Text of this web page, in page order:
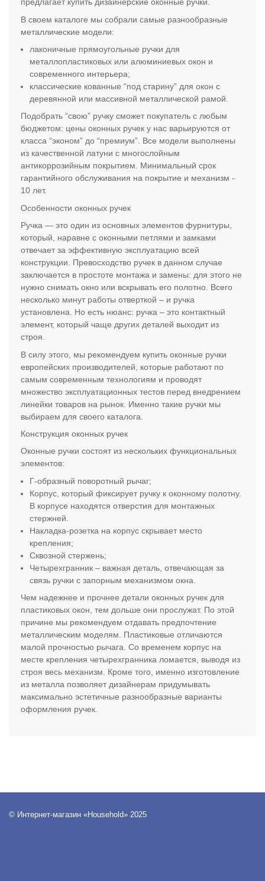
предлагает купить дизайнерские оконные ручки.
В своем каталоге мы собрали самые разнообразные
металлические модели:
лаконичные прямоугольные ручки для
металлопластиковых или алюминиевых окон и
современного интерьера;
классические кованные “под старину” для окон с
деревянной или массивной металлической рамой.
Подобрать “свою” ручку сможет покупатель с любым
бюджетом: цены оконных ручек у нас варьируются от
класса “эконом” до “премиум”. Все модели выполнены
из качественной латуни с многослойным
антикоррозийным покрытием. Минимальный срок
гарантийного обслуживания на покрытие и механизм -
10 лет.
Особенности оконных ручек
Ручка — это один из основных элементов фурнитуры,
который, наравне с оконными петлями и замками
отвечает за эффективную эксплуатацию всей
конструкции. Превосходство ручек в данном случае
заключается в простоте монтажа и замены: для этого не
нужно снимать окно или вскрывать его полотно. Всего
несколько минут работы отверткой – и ручка
установлена. Но есть нюанс: ручка – это контактный
элемент, который чаще других деталей выходит из
строя.
В силу этого, мы рекомендуем купить оконные ручки
европейских производителей, которые работают по
самым современным технологиям и проводят
множество эксплуатационных тестов перед внедрением
линейки товаров на рынок. Именно такие ручки мы
выбираем для своего каталога.
Конструкция оконных ручек
Оконные ручки состоят из нескольких функциональных
элементов:
Г-образный поворотный рычаг;
Корпус, который фиксирует ручку к оконному полотну.
В корпусе находятся отверстия для монтажных
стержней.
Накладка-розетка на корпус скрывает место
крепления;
Сквозной стержень;
Четырехгранник – важная деталь, отвечающая за
связь ручки с запорным механизмом окна.
Чем надежнее и прочнее детали оконных ручек для
пластиковых окон, тем дольше они прослужат. По этой
причине мы рекомендуем отдавать предпочтение
металлическим моделям. Пластиковые отличаются
малой прочностью рычага. Со временем корпус на
месте крепления четырехгранника ломается, выводя из
строя весь механизм. Кроме того, именно изготовление
из металла позволяет дизайнерам придумывать
максимально эстетичные разнообразные варианты
оформления ручек.
© Интернет-магазин «Household» 2025